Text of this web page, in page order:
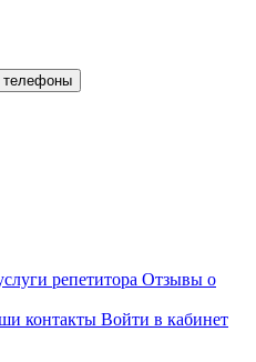
телефоны
репетитора Отзывы о
контакты Войти в кабинет